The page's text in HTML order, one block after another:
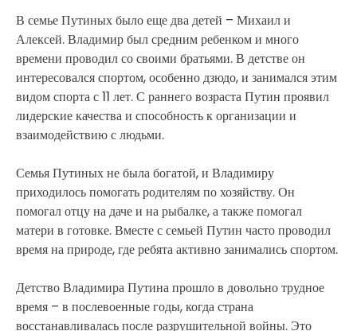
В семье Путиных было еще два детей – Михаил и
Алексей. Владимир был средним ребенком и много
времени проводил со своими братьями. В детстве он
интересовался спортом, особенно дзюдо, и занимался этим
видом спорта с 11 лет. С раннего возраста Путин проявил
лидерские качества и способность к организации и
взаимодействию с людьми.
Семья Путиных не была богатой, и Владимиру
приходилось помогать родителям по хозяйству. Он
помогал отцу на даче и на рыбалке, а также помогал
матери в готовке. Вместе с семьей Путин часто проводил
время на природе, где ребята активно занимались спортом.
Детство Владимира Путина прошло в довольно трудное
время – в послевоенные годы, когда страна
восстанавливалась после разрушительной войны. Это